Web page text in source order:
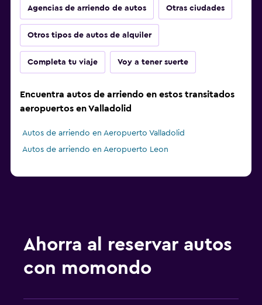
Agencias de arriendo de autos Otras ciudades
Otros tipos de autos de alquiler
Completa tu viaje Voy a tener suerte
Encuentra autos de arriendo en estos transitados
aeropuertos en Valladolid
Autos de arriendo en Aeropuerto Valladolid
Autos de arriendo en Aeropuerto Leon
Ahorra al reservar autos
con momondo